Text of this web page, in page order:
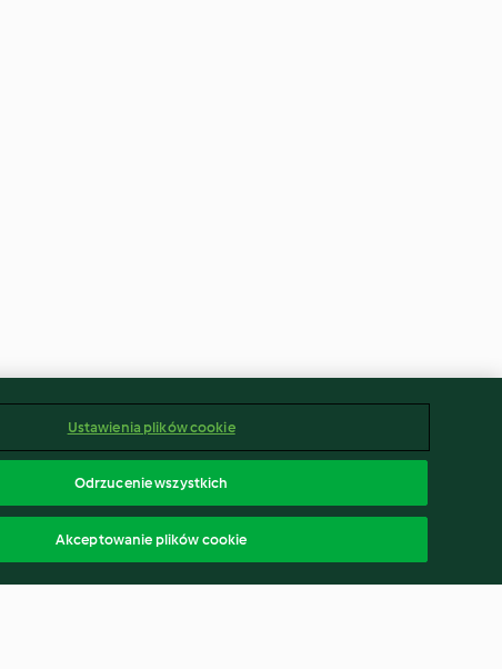
Ustawienia plików cookie
Odrzucenie wszystkich
Akceptowanie plików cookie